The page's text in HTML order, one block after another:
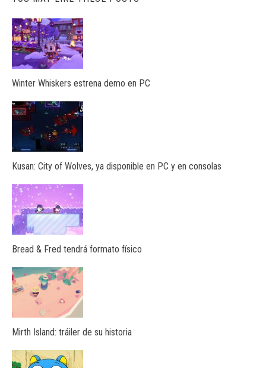
Winter Whiskers estrena demo en PC
Kusan: City of Wolves, ya disponible en PC y en consolas
Bread & Fred tendrá formato físico
Mirth Island: tráiler de su historia